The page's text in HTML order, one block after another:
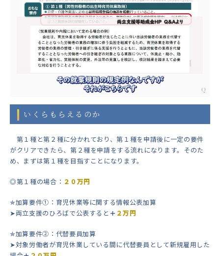
いくらもらえるのか
第１種と第２種に分かれており、第１種を申請後に一定の要件
がクリアできたら、第２種を申請をする流れになります。そのた
め、まずは第１種を目指すことになります。
◎第１種の場合： ２０万円
✯加算要件①：育児休業等に関する情報公表加算
➤両立支援のひろばで公表すると ＋ ２万円
✯加算要件②：代替要員加算
➤対象労働者が育児休業している間に代替要員として新規雇用した